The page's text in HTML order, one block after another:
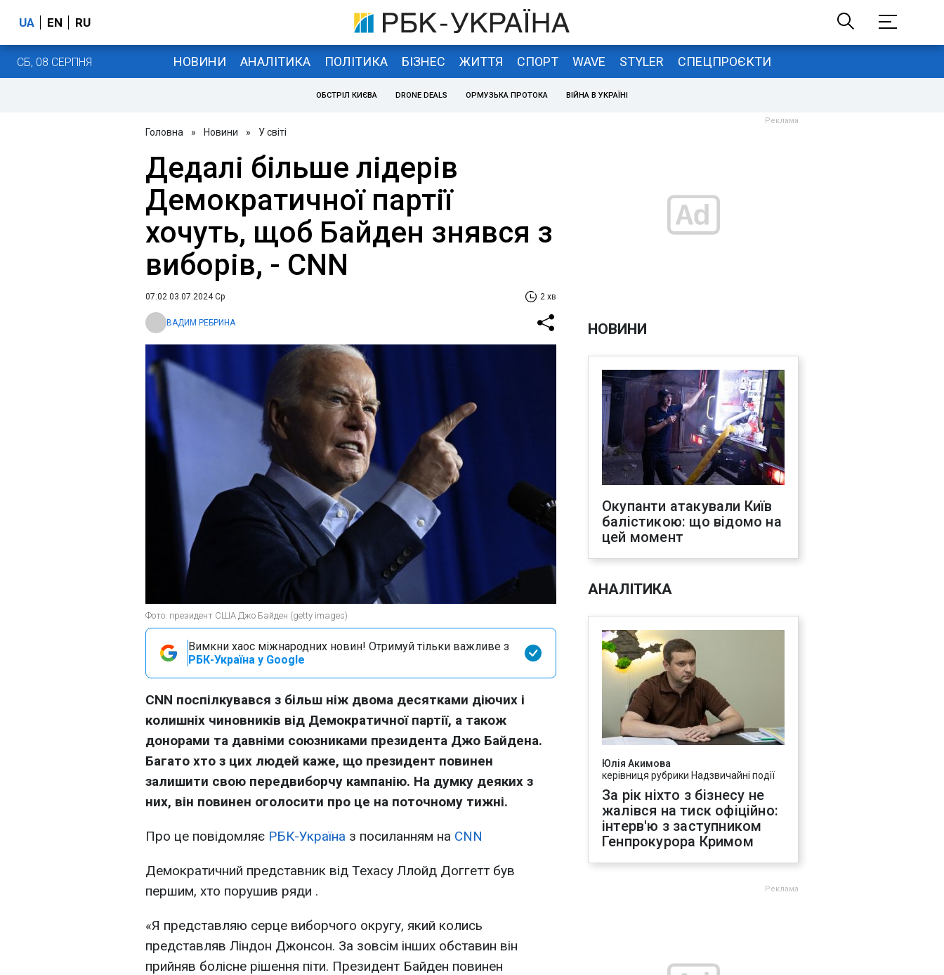
UA EN RU
СБ, 08 СЕРПНЯ НОВИНИ АНАЛІТИКА ПОЛІТИКА БІЗНЕС ЖИТТЯ СПОРТ WAVE STYLER СПЕЦПРОЄКТИ
ОБСТРІЛ КИЄВА DRONE DEALS ОРМУЗЬКА ПРОТОКА ВІЙНА В УКРАЇНІ
Головна » Новини » У світі
Дедалі більше лідерів
Демократичної партії
хочуть, щоб Байден знявся з
виборів, - CNN
07:02 03.07.2024 Ср 2 хв
ВАДИМ РЕБРИНА
Фото: президент США Джо Байден (getty images)
Вимкни хаос міжнародних новин! Отримуй тільки важливе з
РБК-Україна у Google
CNN поспілкувався з більш ніж двома десятками діючих і
колишніх чиновників від Демократичної партії, а також
донорами та давніми союзниками президента Джо Байдена.
Багато хто з цих людей каже, що президент повинен
залишити свою передвиборчу кампанію. На думку деяких з
них, він повинен оголосити про це на поточному тижні.
Про це повідомляє РБК-Україна з посиланням на CNN
Демократичний представник від Техасу Ллойд Доггетт був
першим, хто порушив ряди .
«Я представляю серце виборчого округу, який колись
представляв Ліндон Джонсон. За зовсім інших обставин він
прийняв болісне рішення піти. Президент Байден повинен
НОВИНИ
Окупанти атакували Київ
балістикою: що відомо на
цей момент
АНАЛІТИКА
Юлія Акимова
керівниця рубрики Надзвичайні події
За рік ніхто з бізнесу не
жалівся на тиск офіційно:
інтерв'ю з заступником
Генпрокурора Кримом